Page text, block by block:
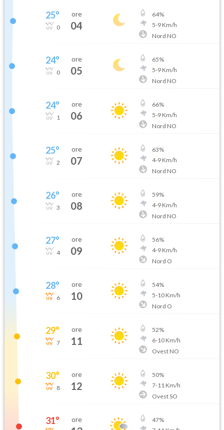
25°
0
ore
04
64%
5-9Km/h
Nord NO
24°
0
ore
05
65%
5-9Km/h
Nord NO
24°
1
ore
06
66%
5-9Km/h
Nord NO
25°
2
ore
07
63%
4-9Km/h
Nord NO
26°
3
ore
08
59%
4-9Km/h
Nord NO
27°
4
ore
09
56%
4-9Km/h
Nord O
28°
6
ore
10
54%
5-10Km/h
Nord O
29°
7
ore
11
52%
6-10Km/h
Ovest NO
30°
8
ore
12
50%
7-11Km/h
Ovest SO
31° ore 47%